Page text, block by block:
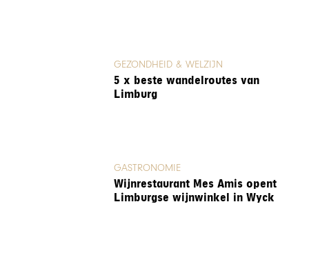
GEZONDHEID & WELZIJN
5 x beste wandelroutes van
Limburg
GASTRONOMIE
Wijnrestaurant Mes Amis opent
Limburgse wijnwinkel in Wyck